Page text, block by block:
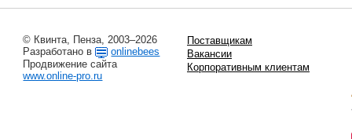
© Квинта, Пенза, 2003–2026
Разработано в
onlinebees
Продвижение сайта
www.online-pro.ru
Поставщикам
Вакансии
Корпоративным клиентам